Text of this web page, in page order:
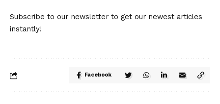
Subscribe to our newsletter to get our newest articles
instantly!
Facebook